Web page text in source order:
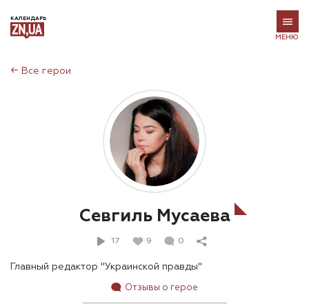
КАЛЕНДАРЬ
МЕНЮ
← Все герои
Севгиль Мусаева
17 9 0
Главный редактор "Украинской правды"
Отзывы о герое